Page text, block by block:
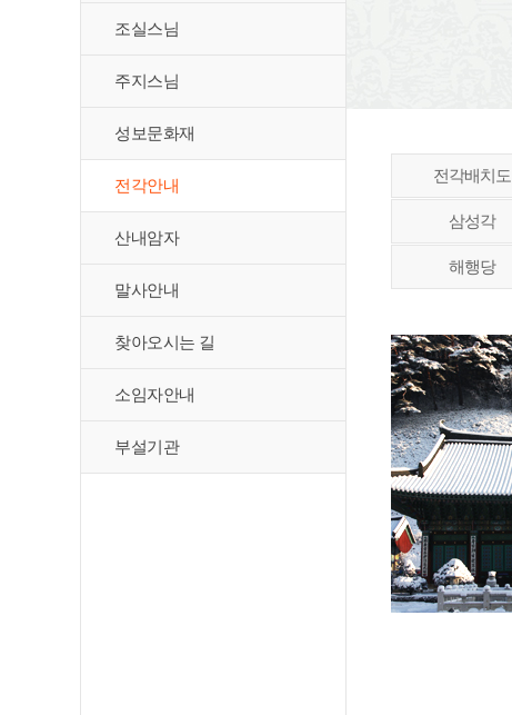
조실스님
주지스님
성보문화재
전각안내
산내암자
말사안내
찾아오시는 길
소임자안내
부설기관
전각배치도
삼성각
해행당